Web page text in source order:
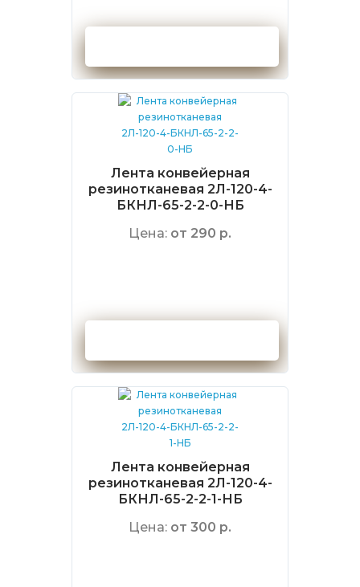
Лента конвейерная
резинотканевая 2Л-120-4-
БКНЛ-65-2-2-0-НБ
Цена: от 290 р.
Лента конвейерная
резинотканевая 2Л-120-4-
БКНЛ-65-2-2-1-НБ
Цена: от 300 р.